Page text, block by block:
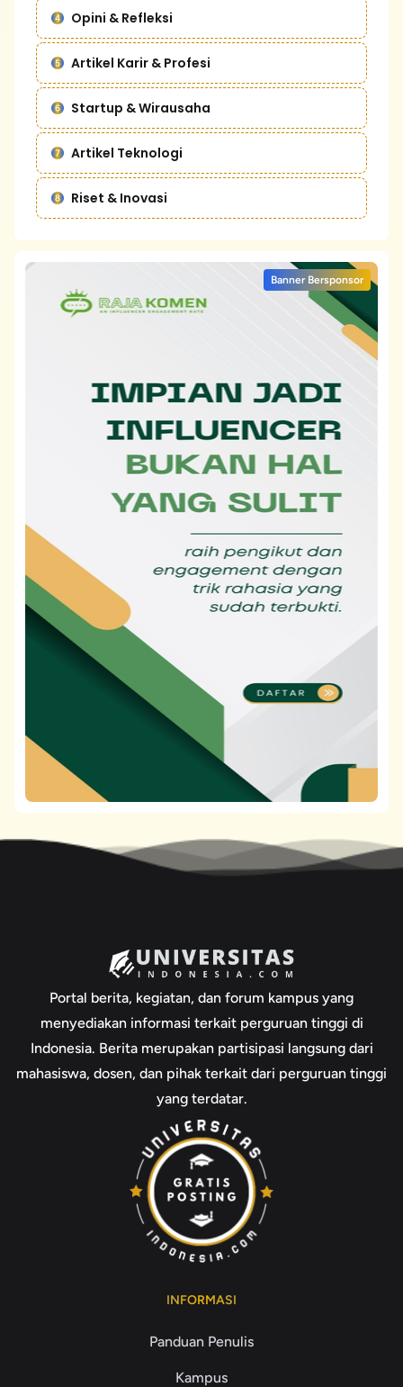
Opini & Refleksi
Artikel Karir & Profesi
Startup & Wirausaha
Artikel Teknologi
Riset & Inovasi
Banner Bersponsor
Portal berita, kegiatan, dan forum kampus yang
menyediakan informasi terkait perguruan tinggi di
Indonesia. Berita merupakan partisipasi langsung dari
mahasiswa, dosen, dan pihak terkait dari perguruan tinggi
yang terdatar.
INFORMASI
Panduan Penulis
Kampus